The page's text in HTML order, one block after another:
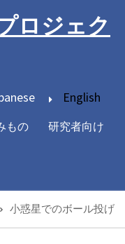
ロジェク
English
もの 研究者向け
小惑星でのボール投げ